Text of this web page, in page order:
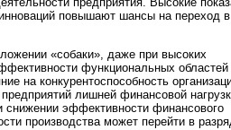
повышают шансы на переход в
«собаки», даже при высоких
функциональных областей
на конкурентоспособность
лишней финансовой
снижении эффективности финансового
производства может перейти в